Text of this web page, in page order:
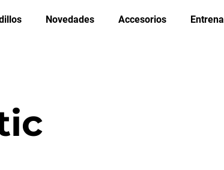
Novedades Accesorios